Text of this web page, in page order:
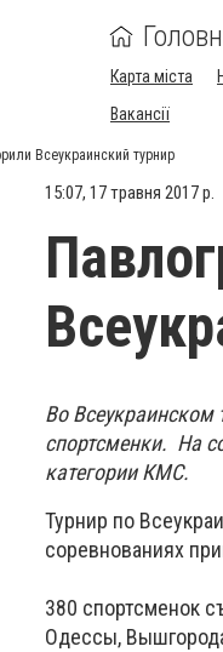
Карта міста
Вакансії
Всеукраинский турнир
15:07, 17 травня 2017 р.
Во Всеукраинском
спортсменки. На
категории КМС.
Турнир по
соревнованиях
380 спортсменок
Одессы,